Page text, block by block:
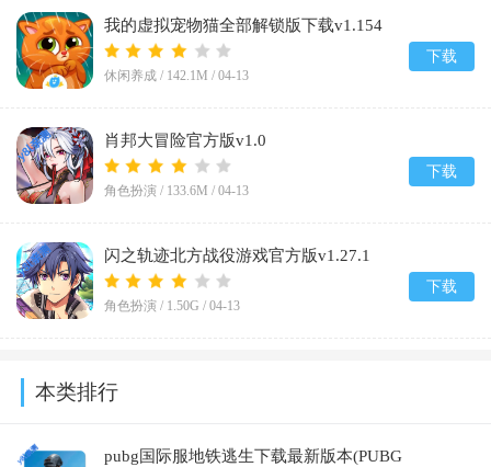
我的虚拟宠物猫全部解锁版下载v1.154
休闲养成 / 142.1M / 04-13
下载
肖邦大冒险官方版v1.0
角色扮演 / 133.6M / 04-13
下载
闪之轨迹北方战役游戏官方版v1.27.1
角色扮演 / 1.50G / 04-13
下载
本类排行
pubg国际服地铁逃生下载最新版本(PUBG